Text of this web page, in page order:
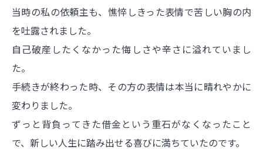
当時の私の依頼主も、憔悴しきった表情で苦しい胸の内
を吐露されました。
自己破産したくなかった悔しさや辛さに溢れていまし
た。
手続きが終わった時、その方の表情は本当に晴れやかに
変わりました。
ずっと背負ってきた借金という重石がなくなったこと
で、新しい人生に踏み出せる喜びに満ちていたのです。